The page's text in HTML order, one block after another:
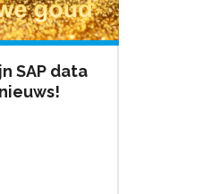
SAP data